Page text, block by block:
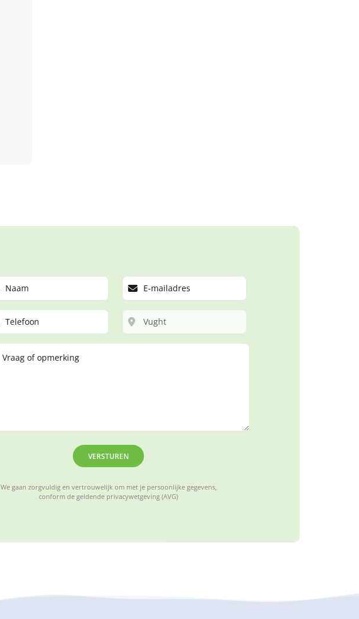
VERSTUREN
We gaan zorgvuldig en vertrouwelijk om met je persoonlijke gegevens,
conform de geldende privacywetgeving (AVG)